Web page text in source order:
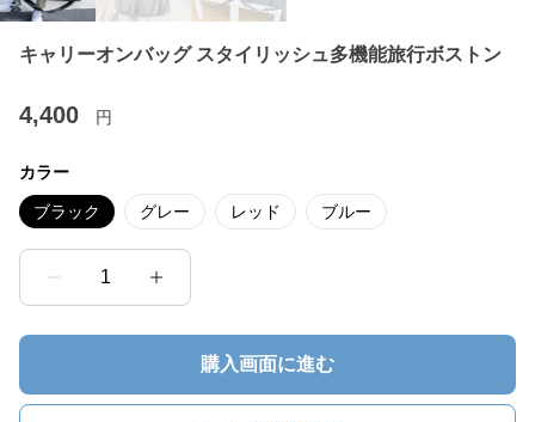
キャリーオンバッグ スタイリッシュ多機能旅行ボストン
4,400 円
カラー
ブラック グレー レッド ブルー
1
購入画面に進む